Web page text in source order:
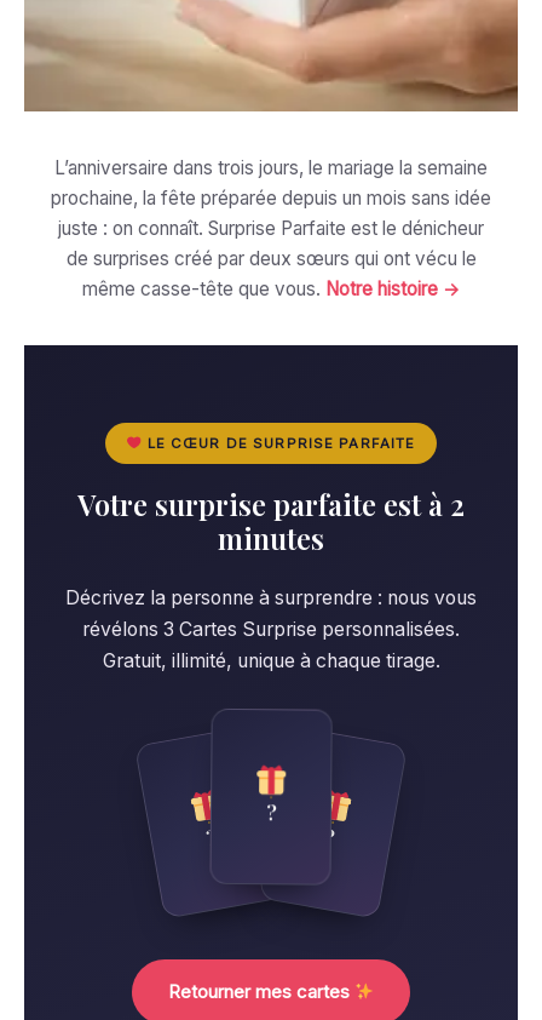
L’anniversaire dans trois jours, le mariage la semaine
prochaine, la fête préparée depuis un mois sans idée
juste : on connaît. Surprise Parfaite est le dénicheur
de surprises créé par deux sœurs qui ont vécu le
même casse-tête que vous. Notre histoire →
LE CŒUR DE SURPRISE PARFAITE
Votre surprise parfaite est à 2
minutes
Décrivez la personne à surprendre : nous vous
révélons 3 Cartes Surprise personnalisées.
Gratuit, illimité, unique à chaque tirage.
?
?
?
Retourner mes cartes